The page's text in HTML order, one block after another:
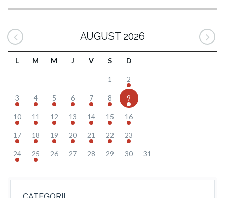
AUGUST 2026
L M M J V S D
1 2
3 4 5 6 7 8 9
10 11 12 13 14 15 16
17 18 19 20 21 22 23
24 25 26 27 28 29 30 31